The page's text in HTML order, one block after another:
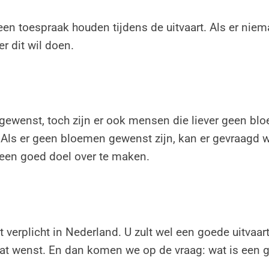
toespraak houden tijdens de uitvaart. Als er
dit wil doen.
toch zijn er ook mensen die liever geen
er geen bloemen gewenst zijn, kan er gevraagd
goed doel over te maken.
in Nederland. U zult wel een goede
wenst. En dan komen we op de vraag: wat is een